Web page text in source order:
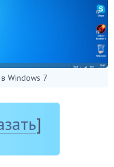
в Windows 7
]